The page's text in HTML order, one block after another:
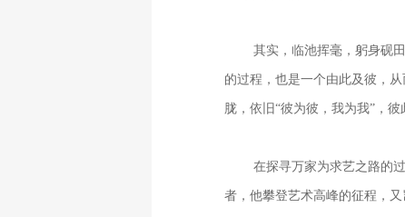
其实，临池挥毫，躬身砚
的过程，也是一个由此及彼，
胧，依旧“彼为彼，我为我”，彼
在探寻万家为求艺之路的
者，他攀登艺术高峰的征程，